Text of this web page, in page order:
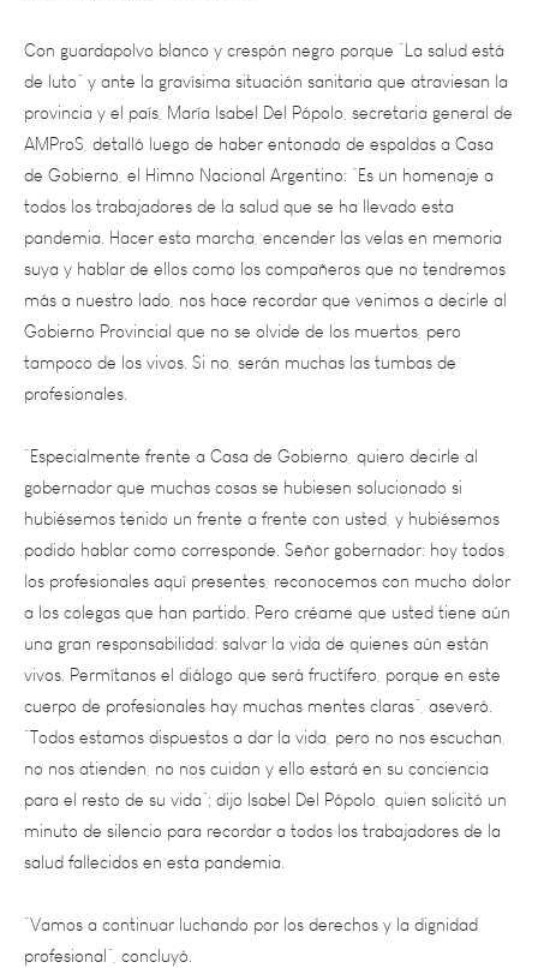
de luto” y ante la gravísima situación sanitaria que atraviesan la
provincia y el país, María Isabel Del Pópolo, secretaria general de
AMProS, detalló luego de haber entonado de espaldas a Casa
de Gobierno, el Himno Nacional Argentino: “Es un homenaje a
todos los trabajadores de la salud que se ha llevado esta
pandemia. Hacer esta marcha, encender las velas en memoria
suya y hablar de ellos como los compañeros que no tendremos
más a nuestro lado, nos hace recordar que venimos a decirle al
Gobierno Provincial que no se olvide de los muertos, pero
tampoco de los vivos. Si no, serán muchas las tumbas de
profesionales.
“Especialmente frente a Casa de Gobierno, quiero decirle al
gobernador que muchas cosas se hubiesen solucionado si
hubiésemos tenido un frente a frente con usted, y hubiésemos
podido hablar como corresponde. Señor gobernador: hoy todos
los profesionales aquí presentes, reconocemos con mucho dolor
a los colegas que han partido. Pero créame que usted tiene aún
una gran responsabilidad: salvar la vida de quienes aún están
vivos. Permítanos el diálogo que será fructífero, porque en este
cuerpo de profesionales hay muchas mentes claras”, aseveró.
“Todos estamos dispuestos a dar la vida, pero no nos escuchan,
no nos atienden, no nos cuidan y ello estará en su conciencia
para el resto de su vida”; dijo Isabel Del Pópolo, quien solicitó un
minuto de silencio para recordar a todos los trabajadores de la
salud fallecidos en esta pandemia.
“Vamos a continuar luchando por los derechos y la dignidad
profesional”, concluyó.